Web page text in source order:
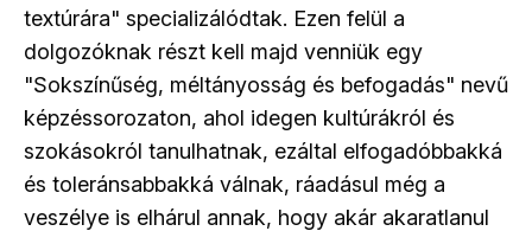
textúrára" specializálódtak. Ezen felül a
dolgozóknak részt kell majd venniük egy
"Sokszínűség, méltányosság és befogadás" nevű
képzéssorozaton, ahol idegen kultúrákról és
szokásokról tanulhatnak, ezáltal elfogadóbbakká
és toleránsabbakká válnak, ráadásul még a
veszélye is elhárul annak, hogy akár akaratlanul